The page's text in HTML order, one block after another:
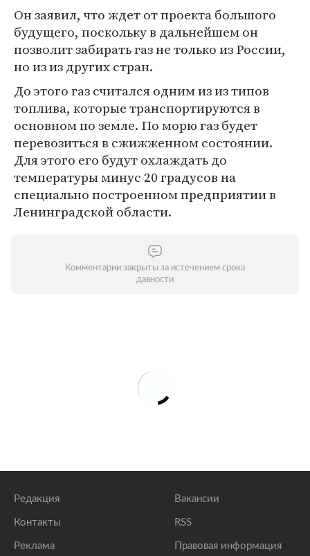
Он заявил, что ждет от проекта большого
будущего, поскольку в дальнейшем он
позволит забирать газ не только из России,
но из из других стран.
До этого газ считался одним из из типов
топлива, которые транспортируются в
основном по земле. По морю газ будет
перевозиться в сжижженном состоянии.
Для этого его будут охлаждать до
температуры минус 20 градусов на
специально построенном предприятии в
Ленинградской области.
Комментарии закрыты за истечением срока
давности
Редакция
Контакты
Реклама
Вакансии
RSS
Правовая информация